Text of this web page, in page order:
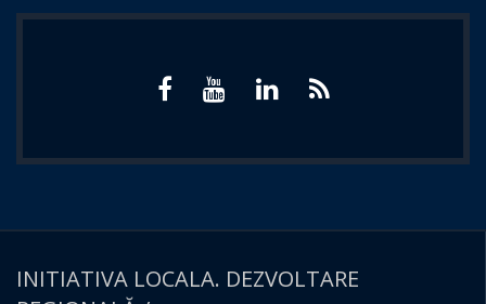
INITIATIVA LOCALA. DEZVOLTARE